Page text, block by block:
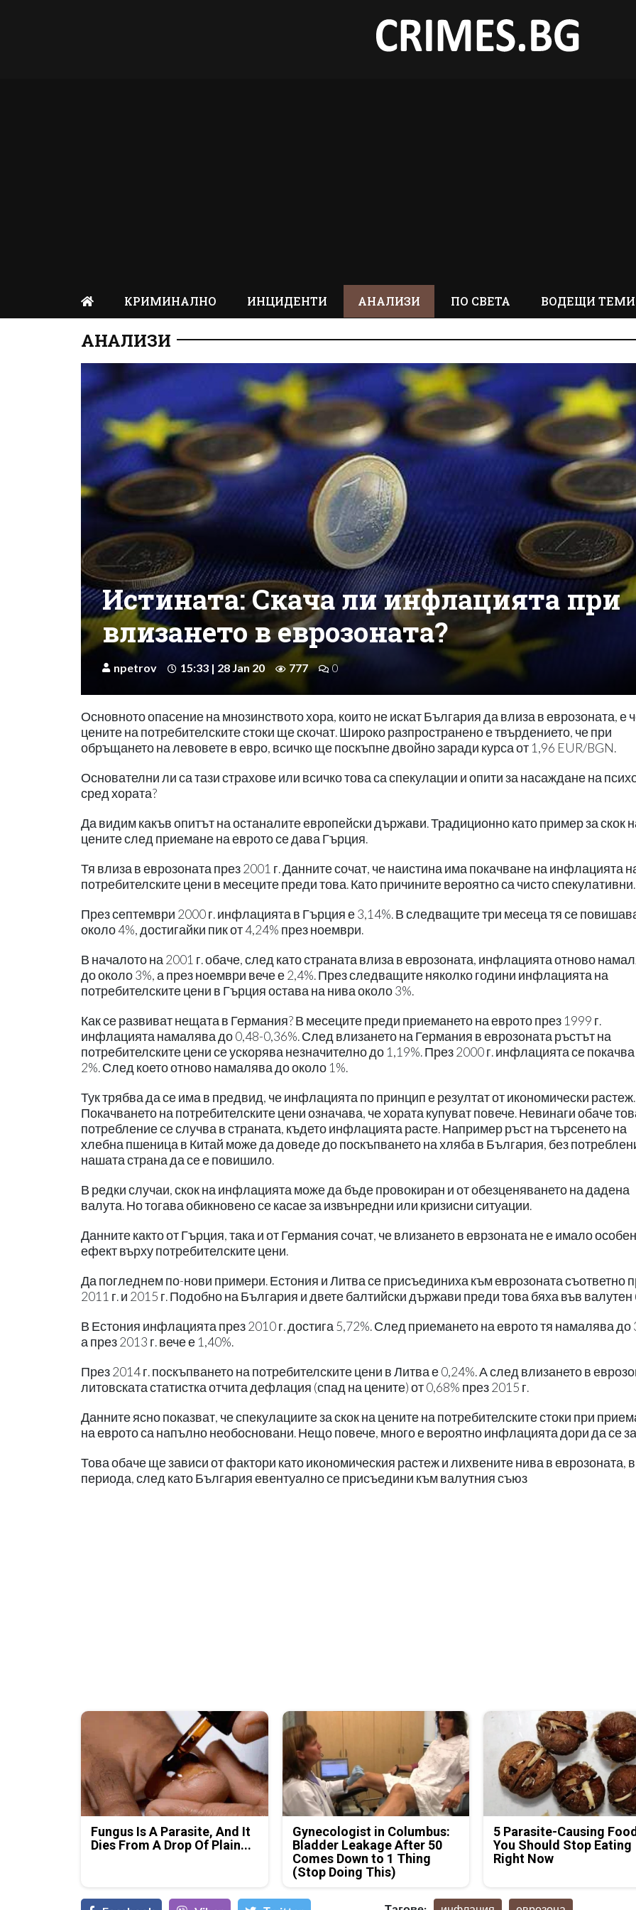
КРИМИНАЛНО ИНЦИДЕНТИ АНАЛИЗИ ПО СВЕТА ВОДЕЩИ ТЕМИ
АНАЛИЗИ
Истината: Скача ли инфлацията при
влизането в еврозоната?
npetrov 15:33 | 28 Jan 20 777 0
Основното опасение на мнозинството хора, които не искат България да влиза в еврозоната, е
цените на потребителските стоки ще скочат. Широко разпространено е твърдението, че при
обръщането на левовете в евро, всичко ще поскъпне двойно заради курса от 1,96 EUR/BGN.
Основателни ли са тази страхове или всичко това са спекулации и опити за насаждане на
сред хората?
Да видим какъв опитът на останалите европейски държави. Традиционно като пример за скок
цените след приемане на еврото се дава Гърция.
Тя влиза в еврозоната през 2001 г. Данните сочат, че наистина има покачване на инфлацията
потребителските цени в месеците преди това. Като причините вероятно са чисто спекулативни.
През септември 2000 г. инфлацията в Гърция е 3,14%. В следващите три месеца тя се
около 4%, достигайки пик от 4,24% през ноември.
В началото на 2001 г. обаче, след като страната влиза в еврозоната, инфлацията отново
до около 3%, а през ноември вече е 2,4%. През следващите няколко години инфлацията на
потребителските цени в Гърция остава на нива около 3%.
Как се развиват нещата в Германия? В месеците преди приемането на еврото през 1999 г.
инфлацията намалява до 0,48-0,36%. След влизането на Германия в еврозоната ръстът на
потребителските цени се ускорява незначително до 1,19%. През 2000 г. инфлацията се
2%. След което отново намалява до около 1%.
Тук трябва да се има в предвид, че инфлацията по принцип е резултат от икономически растеж.
Покачването на потребителските цени означава, че хората купуват повече. Невинаги обаче
потребление се случва в страната, където инфлацията расте. Например ръст на търсенето на
хлебна пшеница в Китай може да доведе до поскъпването на хляба в България, без
нашата страна да се е повишило.
В редки случаи, скок на инфлацията може да бъде провокиран и от обезценяването на дадена
валута. Но тогава обикновено се касае за извънредни или кризисни ситуации.
Данните както от Гърция, така и от Германия сочат, че влизането в еврзоната не е имало особен
ефект върху потребителските цени.
Да погледнем по-нови примери. Естония и Литва се присъединиха към еврозоната съответно
2011 г. и 2015 г. Подобно на България и двете балтийски държави преди това бяха във валутен
В Естония инфлацията през 2010 г. достига 5,72%. След приемането на еврото тя намалява до
а през 2013 г. вече е 1,40%.
През 2014 г. поскъпването на потребителските цени в Литва е 0,24%. А след влизането в
литовската статистка отчита дефлация (спад на цените) от 0,68% през 2015 г.
Данните ясно показват, че спекулациите за скок на цените на потребителските стоки при
на еврото са напълно необосновани. Нещо повече, много е вероятно инфлацията дори да се
Това обаче ще зависи от фактори като икономическия растеж и лихвените нива в еврозоната, в
периода, след като България евентуално се присъедини към валутния съюз
Fungus Is A Parasite, And It
Dies From A Drop Of Plain...
Gynecologist in Columbus:
Bladder Leakage After 50
Comes Down to 1 Thing
(Stop Doing This)
5 Parasite-Causing
You Should Stop Eating
Right Now